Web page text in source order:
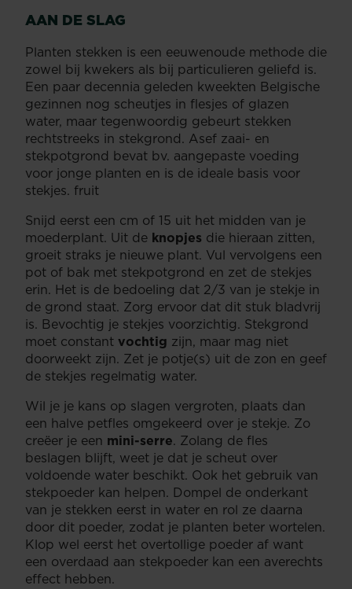
AAN DE SLAG
Planten stekken is een eeuwenoude methode die
zowel bij kwekers als bij particulieren geliefd is.
Een paar decennia geleden kweekten Belgische
gezinnen nog scheutjes in flesjes of glazen
water, maar tegenwoordig gebeurt stekken
rechtstreeks in stekgrond. Asef zaai- en
stekpotgrond bevat bv. aangepaste voeding
voor jonge planten en is de ideale basis voor
stekjes. fruit
Snijd eerst een cm of 15 uit het midden van je
moederplant. Uit de knopjes die hieraan zitten,
groeit straks je nieuwe plant. Vul vervolgens een
pot of bak met stekpotgrond en zet de stekjes
erin. Het is de bedoeling dat 2/3 van je stekje in
de grond staat. Zorg ervoor dat dit stuk bladvrij
is. Bevochtig je stekjes voorzichtig. Stekgrond
moet constant vochtig zijn, maar mag niet
doorweekt zijn. Zet je potje(s) uit de zon en geef
de stekjes regelmatig water.
Wil je je kans op slagen vergroten, plaats dan
een halve petfles omgekeerd over je stekje. Zo
creëer je een mini-serre. Zolang de fles
beslagen blijft, weet je dat je scheut over
voldoende water beschikt. Ook het gebruik van
stekpoeder kan helpen. Dompel de onderkant
van je stekken eerst in water en rol ze daarna
door dit poeder, zodat je planten beter wortelen.
Klop wel eerst het overtollige poeder af want
een overdaad aan stekpoeder kan een averechts
effect hebben.